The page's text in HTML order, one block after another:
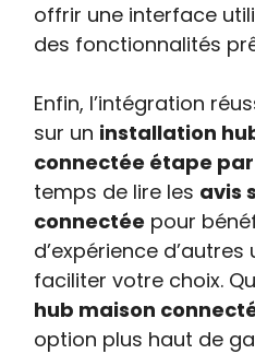
offrir une interface
des fonctionnalités
Enfin, l’intégration
sur un installation
connectée étape
temps de lire les avis
connectée pour
d’expérience
faciliter votre choix.
hub maison
option plus haut de